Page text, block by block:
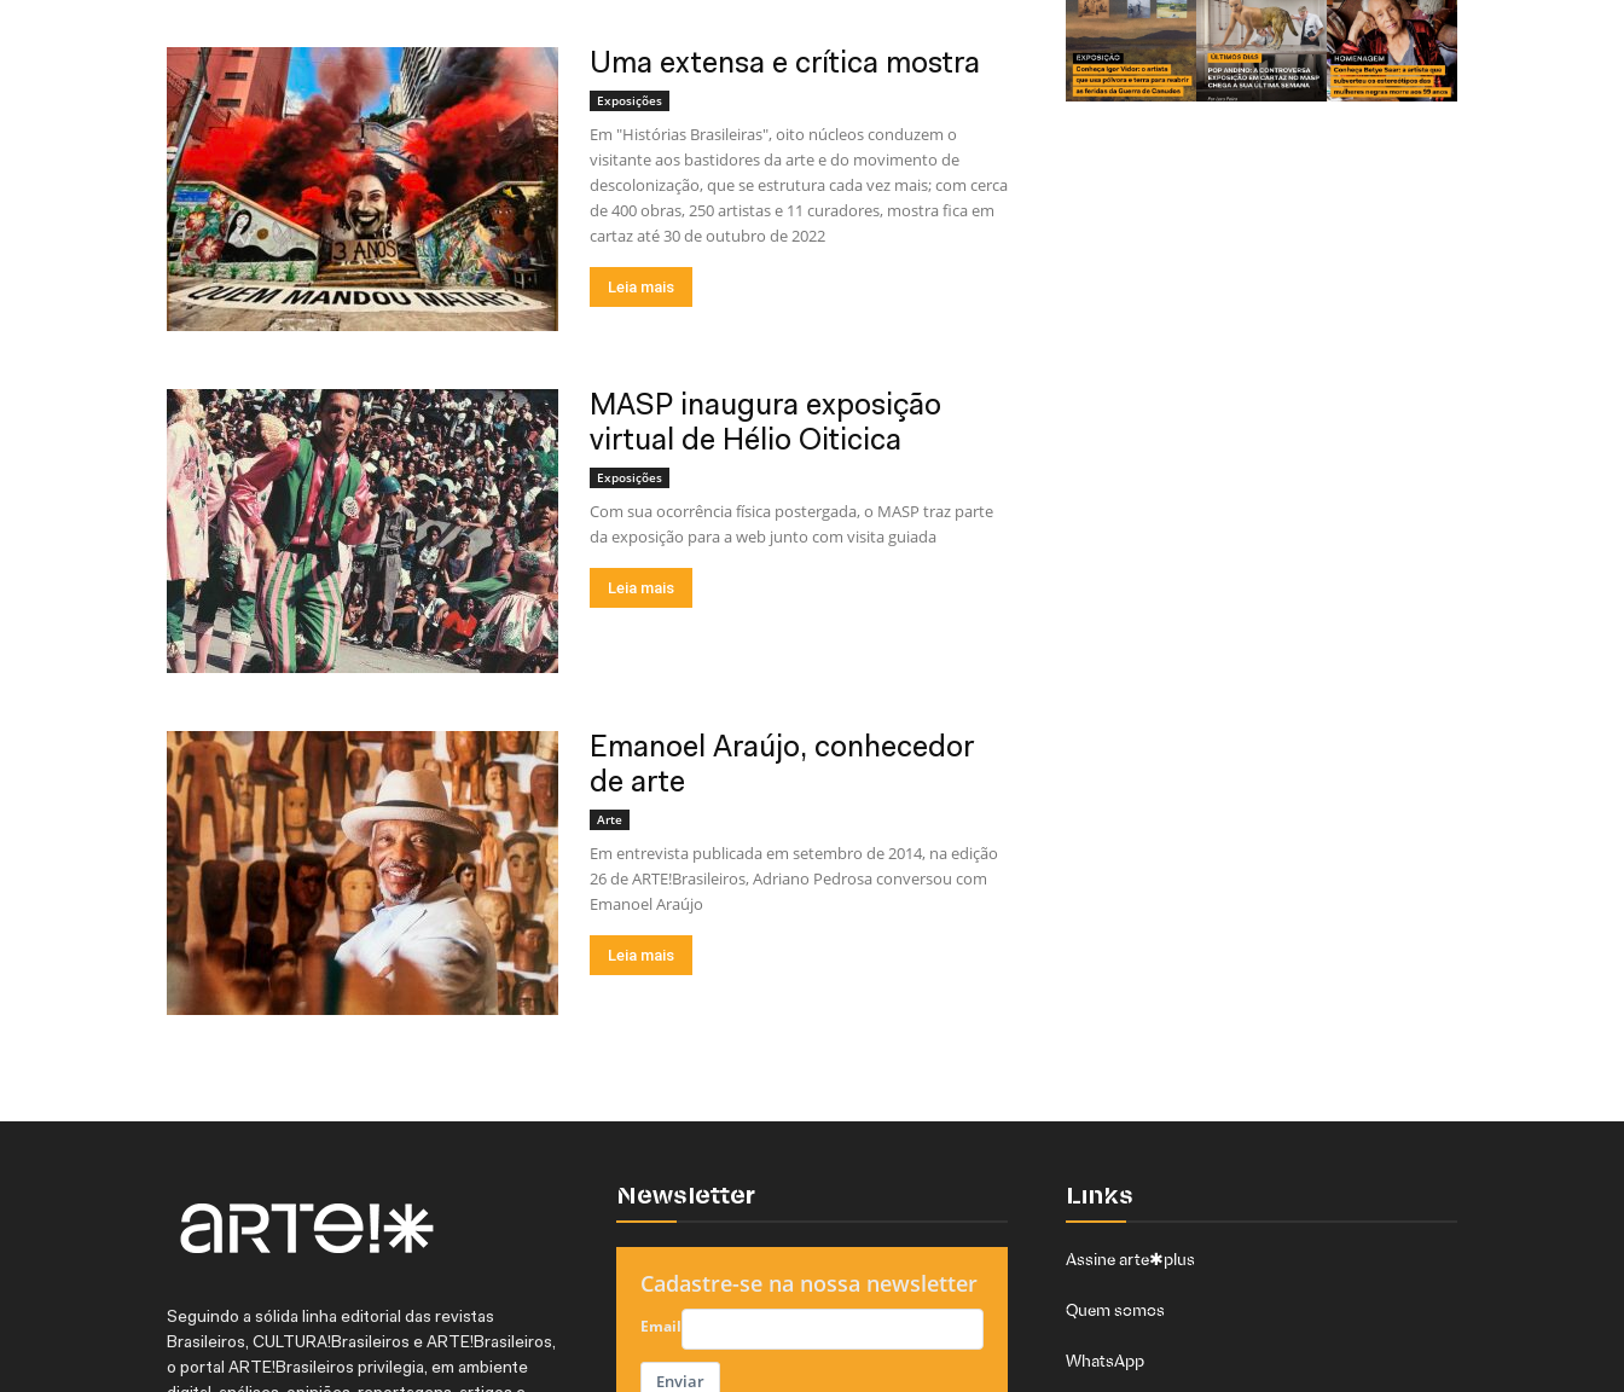
Uma extensa e crítica mostra
Exposições
Em "Histórias Brasileiras", oito núcleos conduzem o
visitante aos bastidores da arte e do movimento de
descolonização, que se estrutura cada vez mais; com cerca
de 400 obras, 250 artistas e 11 curadores, mostra fica em
cartaz até 30 de outubro de 2022
Leia mais
MASP inaugura exposição
virtual de Hélio Oiticica
Exposições
Com sua ocorrência física postergada, o MASP traz parte
da exposição para a web junto com visita guiada
Leia mais
Emanoel Araújo, conhecedor
de arte
Arte
Em entrevista publicada em setembro de 2014, na edição
26 de ARTE!Brasileiros, Adriano Pedrosa conversou com
Emanoel Araújo
Leia mais
Seguindo a sólida linha editorial das revistas
Brasileiros, CULTURA!Brasileiros e ARTE!Brasileiros,
o portal ARTE!Brasileiros privilegia, em ambiente
Newsletter
Cadastre-se na nossa newsletter
Email
Enviar
Links
Assine arte✱plus
Quem somos
WhatsApp